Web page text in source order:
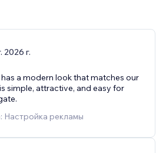
2026 г.
a modern look that matches our
simple, attractive, and easy for
Настройка рекламы